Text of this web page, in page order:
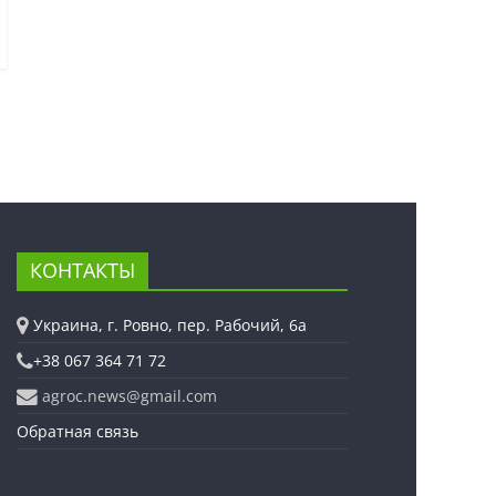
КОНТАКТЫ
Украина, г. Ровно, пер. Рабочий, 6а
+38 067 364 71 72
agroc.news@gmail.com
Обратная связь